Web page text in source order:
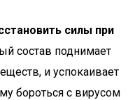
силы при
состав поднимает
и успокаивает
бороться с вирусом